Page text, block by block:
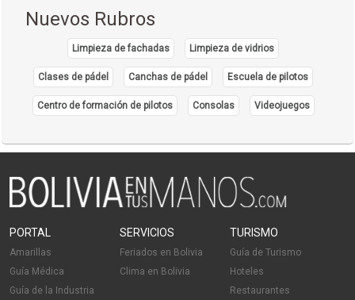
Nuevos Rubros
Limpieza de fachadas Limpieza de vidrios
Clases de pádel Canchas de pádel Escuela de pilotos
Centro de formación de pilotos Consolas Videojuegos
PORTAL
Amarillas
Guía Médica
Guía de la Industria
SERVICIOS
Feriados en Bolivia
Clima en Bolivia
TURISMO
Guía de Turismo
Hoteles
Restaurantes